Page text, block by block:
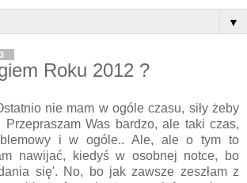
▼
Roku 2012 ?
nie mam w ogóle czasu, siły żeby
Przepraszam Was bardzo, ale taki czas,
i w ogóle.. Ale, ale o tym to
nawijać, kiedyś w osobnej notce, bo
się'. No, bo jak zawsze zeszłam z